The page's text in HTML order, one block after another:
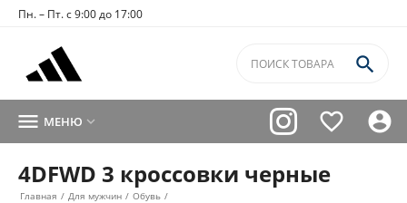
Пн. – Пт. с 9:00 до 17:00



 МЕНЮ 
4DFWD 3 кроссовки черные
Главная / Для мужчин / Обувь /